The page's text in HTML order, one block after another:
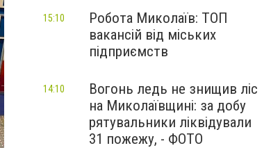
Робота Миколаїв: ТОП
вакансій від міських
підприємств
15:10
Вогонь ледь не знищив ліс
на Миколаївщині: за добу
рятувальники ліквідували
31 пожежу, - ФОТО
14:10